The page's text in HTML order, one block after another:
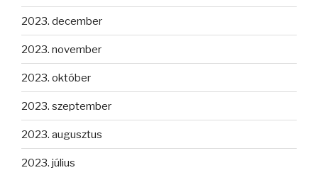
2023. december
2023. november
2023. október
2023. szeptember
2023. augusztus
2023. július